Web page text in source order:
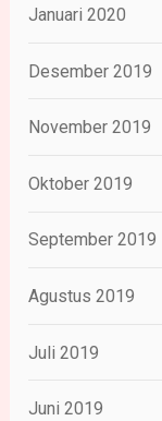
Januari 2020
Desember 2019
November 2019
Oktober 2019
September 2019
Agustus 2019
Juli 2019
Juni 2019